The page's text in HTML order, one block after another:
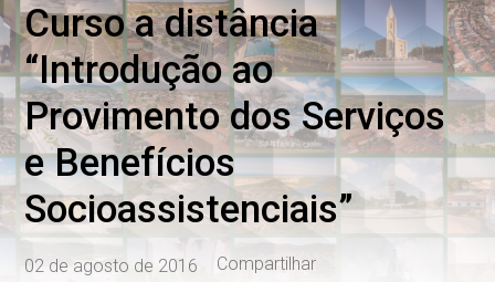
Curso a distância
“Introdução ao
Provimento dos Serviços
e Benefícios
Socioassistenciais”
02 de agosto de 2016 Compartilhar